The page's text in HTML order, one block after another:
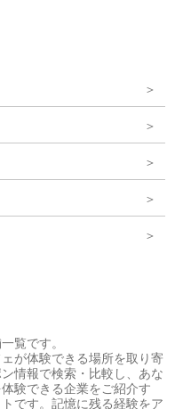
覧です。
が体験できる場所を取り寄
情報で検索・比較し、あな
験できる企業をご紹介す
です。記憶に残る経験をア